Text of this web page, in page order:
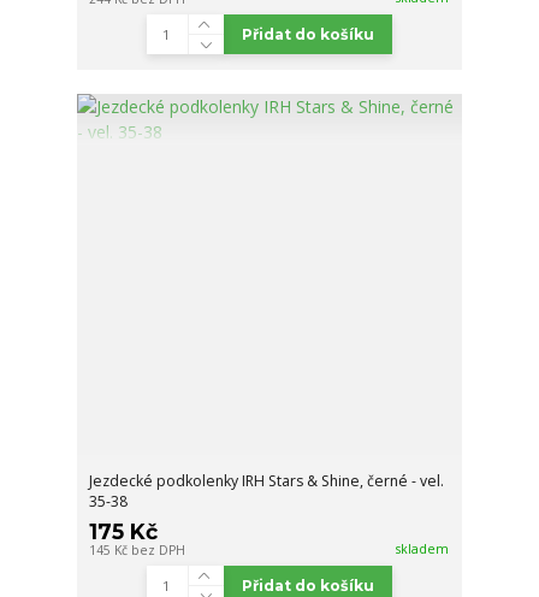
Přidat do košíku
Jezdecké podkolenky IRH Stars & Shine, černé - vel.
35-38
175 Kč
145 Kč bez DPH skladem
Přidat do košíku